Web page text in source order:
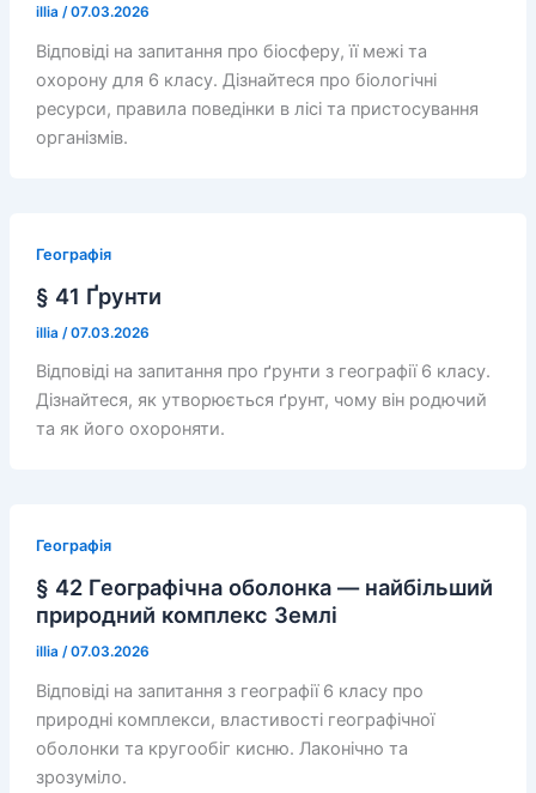
illia /07.03.2026
Відповіді на запитання про біосферу, її межі та
охорону для 6 класу. Дізнайтеся про біологічні
ресурси, правила поведінки в лісі та пристосування
організмів.
Географія
§ 41 Ґрунти
illia /07.03.2026
Відповіді на запитання про ґрунти з географії 6 класу.
Дізнайтеся, як утворюється ґрунт, чому він родючий
та як його охороняти.
Географія
§ 42 Географічна оболонка — найбільший
природний комплекс Землі
illia /07.03.2026
Відповіді на запитання з географії 6 класу про
природні комплекси, властивості географічної
оболонки та кругообіг кисню. Лаконічно та
зрозуміло.